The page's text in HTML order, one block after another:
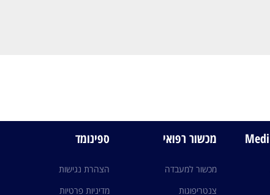
מכשור רפואי
מכשור למעבדה
צנטריפוגות
ספינומד
הצהרת נגישות
מדיניות פרטיות